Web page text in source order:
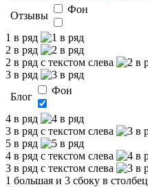
Отзывы
Фон
1 в ряд
2 в ряд
2 в ряд с текстом слева
3 в ряд
Блог
Фон
4 в ряд
3 в ряд с текстом слева
5 в ряд
4 в ряд с текстом слева
3 в ряд с текстом слева
1 большая и 3 сбоку в столбец